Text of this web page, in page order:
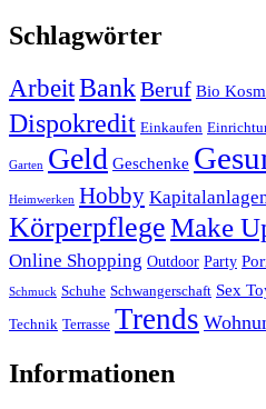
Schlagwörter
ArbeitBankBeruf Bio
Dispokredit Einkaufen
Garten Geld Geschenke
Heimwerken Hobby
KörperpflegeMake
Online Shopping Outdoor Party
Schmuck Schuhe Schwangerschaft Sex
Technik Terrasse Trends
Informationen